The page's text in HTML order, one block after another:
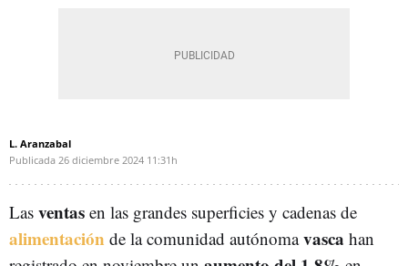
L. Aranzabal
Publicada 26 diciembre 2024 11:31h
Las ventas en las grandes superficies y cadenas de
alimentación de la comunidad autónomavasca han